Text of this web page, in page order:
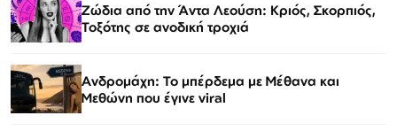
Ζώδια από την Άντα Λεούση: Κριός, Σκορπιός,
Τοξότης σε ανοδική τροχιά
Ανδρομάχη: Το μπέρδεμα με Μέθανα και
Μεθώνη που έγινε viral